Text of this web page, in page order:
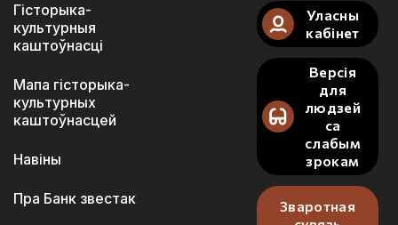
Гісторыка-
культурныя
каштоўнасці
Мапа гісторыка-
культурных
каштоўнасцей
Навіны
Пра Банк звестак
Уласны
кабінет
Версія
для
людзей
са
слабым
зрокам
Зваротная